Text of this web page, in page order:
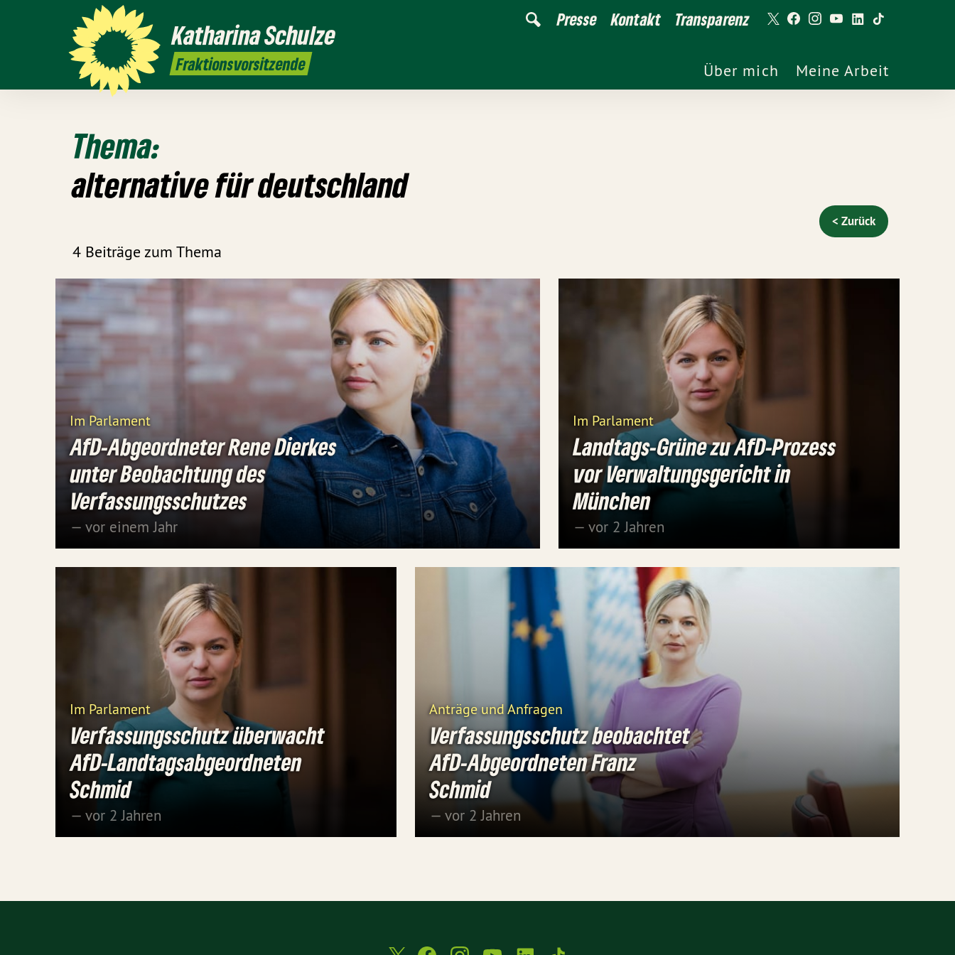
KatharinaSchulze
Fraktionsvorsitzende
Presse Kontakt Transparenz
Über mich Meine Arbeit
Thema:
alternative für deutschland
4 Beiträge zum Thema
< Zurück
Im Parlament
AfD-Abgeordneter Rene Dierkes
unter Beobachtung des
Verfassungsschutzes
— vor einem Jahr
Im Parlament
Landtags-Grüne zu AfD-Prozess
vor Verwaltungsgericht in
München
— vor 2 Jahren
Im Parlament
Verfassungsschutz überwacht
AfD-Landtagsabgeordneten
Schmid
— vor 2 Jahren
Anträge und Anfragen
Verfassungsschutz beobachtet
AfD-Abgeordneten Franz
Schmid
— vor 2 Jahren